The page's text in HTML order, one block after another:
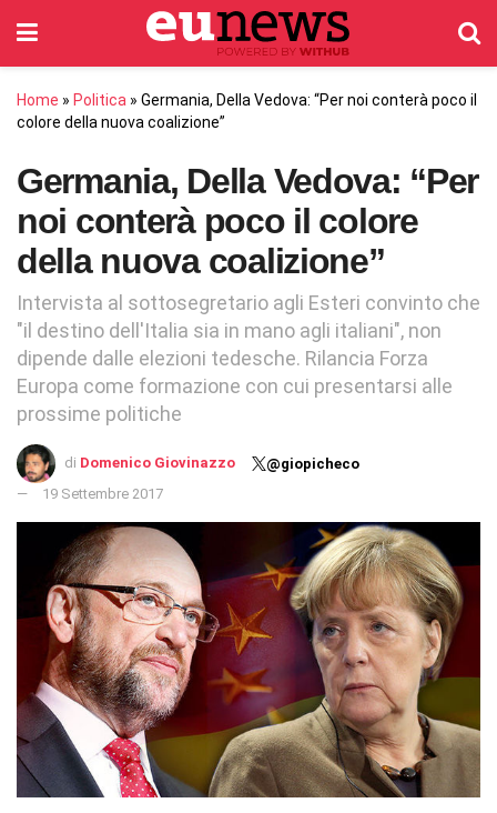
Home » Politica » Germania, Della Vedova: “Per noi conterà poco il
colore della nuova coalizione”
Germania, Della Vedova: “Per
noi conterà poco il colore
della nuova coalizione”
Intervista al sottosegretario agli Esteri convinto che
"il destino dell'Italia sia in mano agli italiani", non
dipende dalle elezioni tedesche. Rilancia Forza
Europa come formazione con cui presentarsi alle
prossime politiche
di Domenico Giovinazzo
@giopicheco
19 Settembre 2017